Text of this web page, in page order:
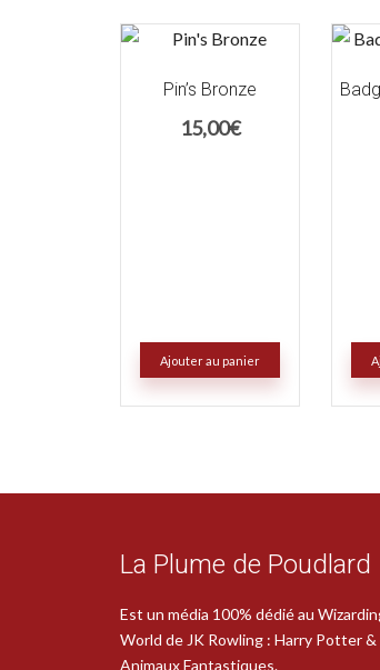
Pin’s Bronze
15,00€
Ajouter au panier
La Plume de Poudlard
Est un média 100% dédié au
World de JK Rowling : Harry Potter &
Animaux Fantastiques.